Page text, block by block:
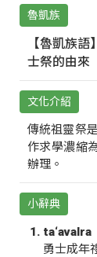
魯凱族
【魯凱族
士祭的由來
文化介紹
傳統祖靈祭
作求學濃縮
辦理。
小辭典
ta‘avalra
勇士成年